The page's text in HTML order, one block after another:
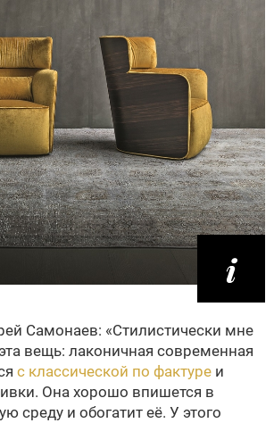
Самонаев: «Стилистически мне
вещь: лаконичная современная
с классической по фактуре и
Она хорошо впишется в
среду и обогатит её. У этого